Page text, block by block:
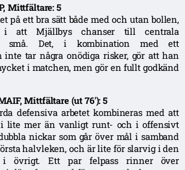
Mittfältare: 5
på ett bra sätt både med och utan bollen,
i att Mjällbys chanser till centrala
små. Det, i kombination med ett
inte tar några onödiga risker, gör att han
i matchen, men gör en fullt godkänd
Mittfältare (ut 76′): 5
defensiva arbetet kombineras med att
lite mer än vanligt runt- och i offensivt
nickar som går över mål i samband
halvleken, och är lite för slarvig i den
i övrigt. Ett par felpass rinner över